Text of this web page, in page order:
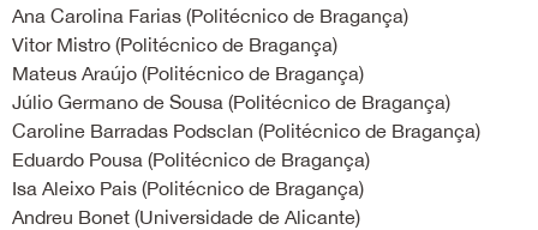
Ana Carolina Farias (Politécnico de Bragança)
Vitor Mistro (Politécnico de Bragança)
Mateus Araújo (Politécnico de Bragança)
Júlio Germano de Sousa (Politécnico de Bragança)
Caroline Barradas Podsclan (Politécnico de Bragança)
Eduardo Pousa (Politécnico de Bragança)
Isa Aleixo Pais (Politécnico de Bragança)
Andreu Bonet (Universidade de Alicante)